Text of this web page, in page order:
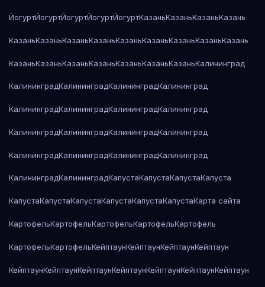
ЙогуртЙогуртЙогуртЙогуртЙогуртКазаньКазаньКазаньКазань
КазаньКазаньКазаньКазаньКазаньКазаньКазаньКазаньКазань
КазаньКазаньКазаньКазаньКазаньКазаньКазаньКалининград
КалининградКалининградКалининградКалининград
КалининградКалининградКалининградКалининград
КалининградКалининградКалининградКалининград
КалининградКалининградКалининградКалининград
КалининградКалининградКапустаКапустаКапустаКапуста
КапустаКапустаКапустаКапустаКапустаКапустаКарта сайта
КартофельКартофельКартофельКартофельКартофель
КартофельКартофельКейптаунКейптаунКейптаунКейптаун
КейптаунКейптаунКейптаунКейптаунКейптаунКейптаунКейптаун